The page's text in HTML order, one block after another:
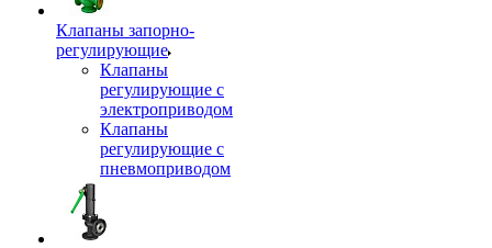
Клапаны запорно-
регулирующие
Клапаны
регулирующие с
электроприводом
Клапаны
регулирующие с
пневмоприводом